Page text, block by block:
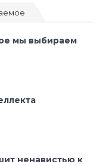
мы выбираем
ненавистью к